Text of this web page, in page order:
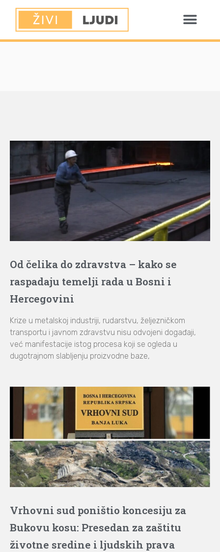
Od čelika do zdravstva – kako se
raspadaju temelji rada u Bosni i
Hercegovini
Krize u metalskoj industriji, rudarstvu, željezničkom
transportu i javnom zdravstvu nisu odvojeni događaji,
već manifestacije istog procesa koji se ogleda u
dugotrajnom slabljenju proizvodne baze,
Vrhovni sud poništio koncesiju za
Bukovu kosu: Presedan za zaštitu
životne sredine i ljudskih prava